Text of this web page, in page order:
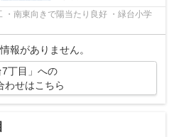
・南東向きで陽当たり良好 ・緑台小学
報がありません。
7丁目」への
わせはこちら